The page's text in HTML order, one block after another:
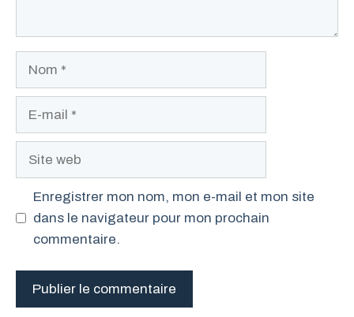
Site
Enregistrer mon nom, mon e-mail et mon site
dans le navigateur pour mon prochain
commentaire.